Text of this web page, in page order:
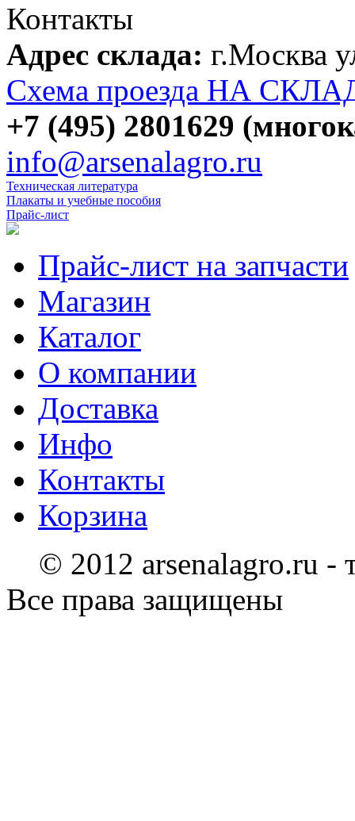
Контакты
Адрес склада: г.Москва
Схема проезда НА
+7 (495) 2801629
info@arsenalagro.ru
Техническая литература
Плакаты и учебные пособия
Прайс-лист
Прайс-лист на запчасти
Магазин
Каталог
О компании
Доставка
Инфо
Контакты
Корзина
© 2012 arsenalagro.ru -
Все права защищены